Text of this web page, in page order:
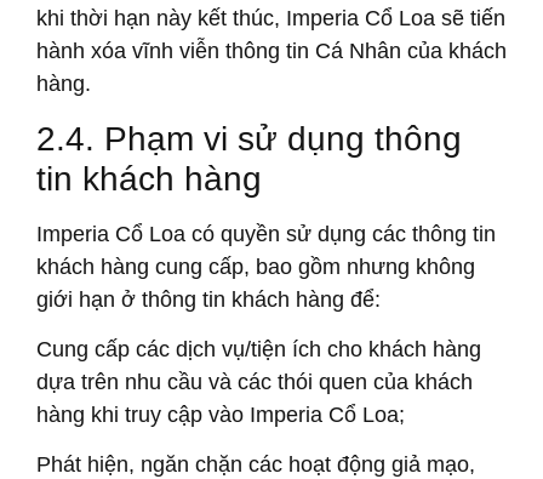
khi thời hạn này kết thúc, Imperia Cổ Loa sẽ tiến
hành xóa vĩnh viễn thông tin Cá Nhân của khách
hàng.
2.4. Phạm vi sử dụng thông
tin khách hàng
Imperia Cổ Loa có quyền sử dụng các thông tin
khách hàng cung cấp, bao gồm nhưng không
giới hạn ở thông tin khách hàng để:
Cung cấp các dịch vụ/tiện ích cho khách hàng
dựa trên nhu cầu và các thói quen của khách
hàng khi truy cập vào Imperia Cổ Loa;
Phát hiện, ngăn chặn các hoạt động giả mạo,